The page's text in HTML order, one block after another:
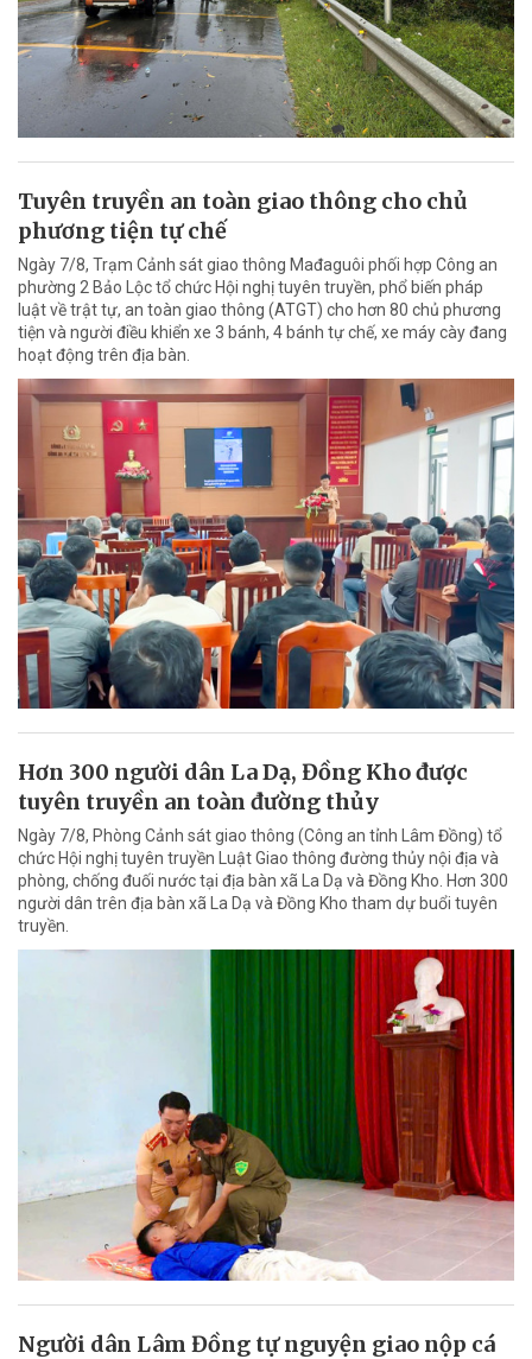
Tuyên truyền an toàn giao thông cho chủ
phương tiện tự chế
Ngày 7/8, Trạm Cảnh sát giao thông Mađaguôi phối hợp Công an
phường 2 Bảo Lộc tổ chức Hội nghị tuyên truyền, phổ biến pháp
luật về trật tự, an toàn giao thông (ATGT) cho hơn 80 chủ phương
tiện và người điều khiển xe 3 bánh, 4 bánh tự chế, xe máy cày đang
hoạt động trên địa bàn.
Hơn 300 người dân La Dạ, Đồng Kho được
tuyên truyền an toàn đường thủy
Ngày 7/8, Phòng Cảnh sát giao thông (Công an tỉnh Lâm Đồng) tổ
chức Hội nghị tuyên truyền Luật Giao thông đường thủy nội địa và
phòng, chống đuối nước tại địa bàn xã La Dạ và Đồng Kho. Hơn 300
người dân trên địa bàn xã La Dạ và Đồng Kho tham dự buổi tuyên
truyền.
Người dân Lâm Đồng tự nguyện giao nộp cá